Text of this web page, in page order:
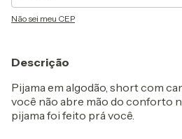
Não sei meu CEP
Descrição
Pijama em algodão, short com
você não abre mão do conforto
pijama foi feito prá você.